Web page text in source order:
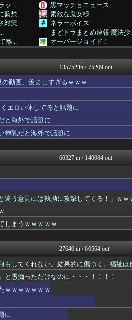
ッ...
黒マッチョニュース
監禁...
素敵な鬼女様
対策...
ネラーボイス
まどドラまとめ速報 魔法少
離...
オーバージョイド！
コンテンツ・声優 | ラブ...
みそパンNEWS
も低...
ゴタゴタシタニュース
間...
1000mg
ゲーム実況者速報＠YouT...
SS！ラブライブ！
ファ板速報
し...
バイク速報
デジタルニューススレッド
乃木坂46まとめ 乃木りん...
BABYMETAL TIM...
...
軍事・ミリタリー速報☆彡
...
正義の見方
なんJミュージアム
ピ...
WorldFootball...
わんこーる速報！
違...
海外トークログ
じゃ...
VIPワイドガイド
じゃ...
(*ﾟ∀ﾟ)ゞカガクニュー...
ハロン棒ch
ズン...
うしみつ-5chまとめ-
サイ速
135752 in / 75209 out
動画、羨ましすぎるｗｗｗ
エロい体してると話題に
と海外で話題に
神乳だと海外で話題に
60327 in / 140084 out
違う意見には執拗に攻撃してくる！」ｗｗ
しまうｗｗｗｗｗ
27640 in / 60564 out
もしてくれない。結果的に傷つく。福祉は
と愚痴っただけなのに・・・！！！！
ｗｗｗｗｗｗｗ
に